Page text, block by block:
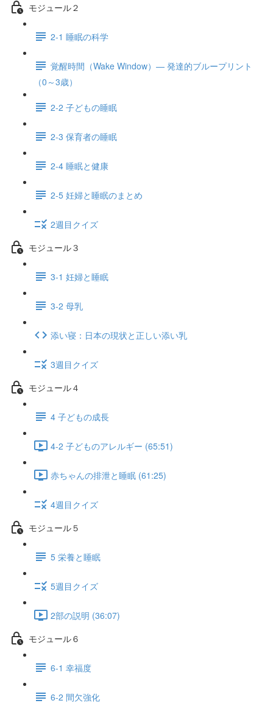
モジュール２
2-1 睡眠の科学
覚醒時間（Wake Window）— 発達的ブループリント
（0～3歳）
2-2 子どもの睡眠
2-3 保育者の睡眠
2-4 睡眠と健康
2-5 妊婦と睡眠のまとめ
2週目クイズ
モジュール３
3-1 妊婦と睡眠
3-2 母乳
添い寝：日本の現状と正しい添い乳
3週目クイズ
モジュール４
4 子どもの成長
4-2 子どものアレルギー (65:51)
赤ちゃんの排泄と睡眠 (61:25)
4週目クイズ
モジュール５
5 栄養と睡眠
5週目クイズ
2部の説明 (36:07)
モジュール６
6-1 幸福度
6-2 間欠強化